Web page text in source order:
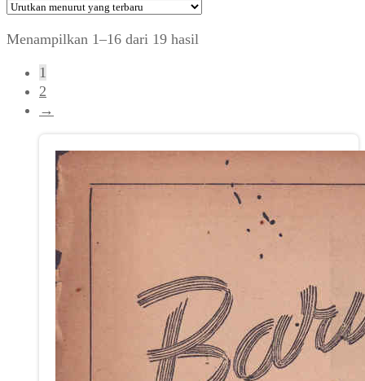
Menampilkan 1–16 dari 19 hasil
1
2
→